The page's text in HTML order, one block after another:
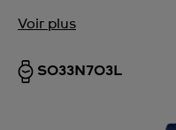
Voir plus
SO33N703L